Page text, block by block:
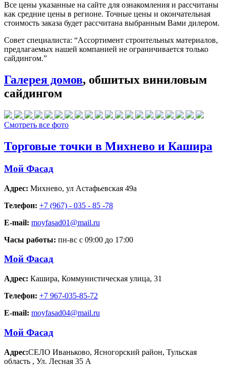
Все цены указанные на сайте для ознакомления и рассчитаны
как средние цены в регионе. Точные цены и окончательная
стоимость заказа будет рассчитана выбранным Вами дилером.
Совет специалиста: “Ассортимент строительных материалов,
предлагаемых нашей компанией не ограничивается только
сайдингом.”
Галерея домов, обшитых виниловым
сайдингом
Смотреть все фото
Торговые точки в Михнево и Кашира
Мой Фасад
Адрес: Михнево, ул Астафьевская 49а
Телефон: +7 (967) - 035 - 85 -78
E-mail: moyfasad01@mail.ru
Часы работы: пн-вс с 09:00 до 17:00
Мой Фасад
Адрес: Кашира, Коммунистическая улица, 31
Телефон: +7 967-035-85-72
E-mail: moyfasad04@mail.ru
Мой Фасад
Адрес:СЕЛО Иваньково, Ясногорский район, Тульская
область , Ул. Лесная 35 А